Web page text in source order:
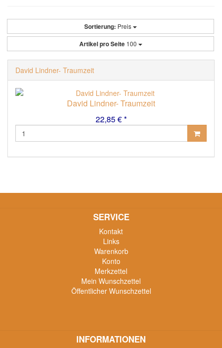
Sortierung: Preis
Artikel pro Seite 100
David Lindner- Traumzeit
David Lindner- Traumzeit
22,85 € *
SERVICE
Kontakt
Links
Warenkorb
Konto
Merkzettel
Mein Wunschzettel
Öffentlicher Wunschzettel
INFORMATIONEN